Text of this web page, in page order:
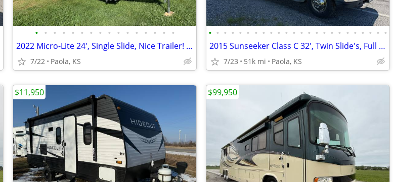
• • • • • • • • • • • • • • • •
2022 Micro-Lite 24', Single Slide, Nice Trailer! OBO
7/22 Paola, KS
• • • • • • • • • • • • • • • • • • • • • • • •
2015 Sunseeker Class C 32', Twin Slide's, Full Body Paint! OBO
7/23 51k mi Paola, KS
$11,950 $99,950